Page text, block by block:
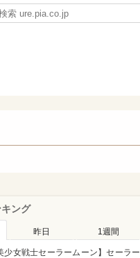
ング
昨日 1週間
少女戦士セーラームーン】セーラー